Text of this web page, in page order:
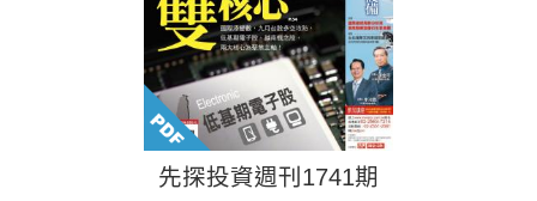
先探投資週刊1741期